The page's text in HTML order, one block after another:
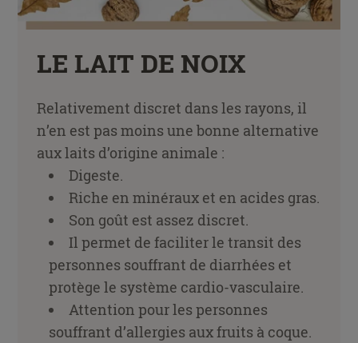
LE LAIT DE NOIX
Relativement discret dans les rayons, il
n’en est pas moins une bonne alternative
aux laits d’origine animale :
Digeste.
Riche en minéraux et en acides gras.
Son goût est assez discret.
Il permet de faciliter le transit des
personnes souffrant de diarrhées et
protège le système cardio-vasculaire.
Attention pour les personnes
souffrant d’allergies aux fruits à coque.